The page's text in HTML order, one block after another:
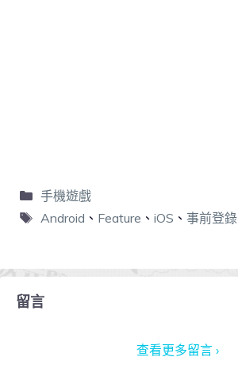
手機遊戲
Android 、 Feature 、 iOS 、 事前登錄
留言
查看更多留言 ›